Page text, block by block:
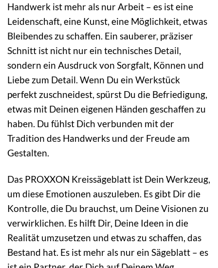
Handwerk ist mehr als nur Arbeit – es ist eine
Leidenschaft, eine Kunst, eine Möglichkeit, etwas
Bleibendes zu schaffen. Ein sauberer, präziser
Schnitt ist nicht nur ein technisches Detail,
sondern ein Ausdruck von Sorgfalt, Können und
Liebe zum Detail. Wenn Du ein Werkstück
perfekt zuschneidest, spürst Du die Befriedigung,
etwas mit Deinen eigenen Händen geschaffen zu
haben. Du fühlst Dich verbunden mit der
Tradition des Handwerks und der Freude am
Gestalten.
Das PROXXON Kreissägeblatt ist Dein Werkzeug,
um diese Emotionen auszuleben. Es gibt Dir die
Kontrolle, die Du brauchst, um Deine Visionen zu
verwirklichen. Es hilft Dir, Deine Ideen in die
Realität umzusetzen und etwas zu schaffen, das
Bestand hat. Es ist mehr als nur ein Sägeblatt – es